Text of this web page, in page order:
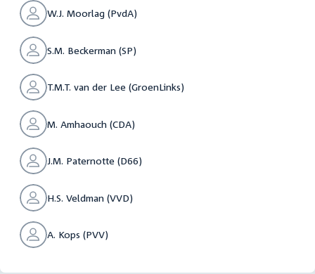
W.J. Moorlag (PvdA)
S.M. Beckerman (SP)
T.M.T. van der Lee (GroenLinks)
M. Amhaouch (CDA)
J.M. Paternotte (D66)
H.S. Veldman (VVD)
A. Kops (PVV)